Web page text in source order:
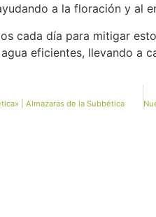
a la floración y al
cada día para mitigar
eficientes, llevando a
| Almazaras de la Subbética